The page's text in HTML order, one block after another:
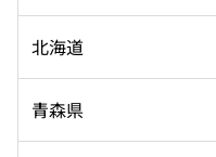
北海道
青森県